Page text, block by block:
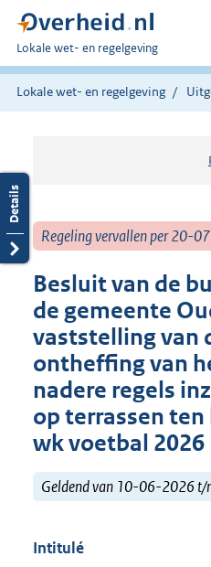
U
bent
hier:
Lokale wet- en regelgeving
Lokale wet- en regelgeving
Regeling vervallen per 20-
Besluit van de
de gemeente
vaststelling van
ontheffing van
nadere regels
op terrassen
wk voetbal 2026
Geldend van 10-06-2026
Intitulé